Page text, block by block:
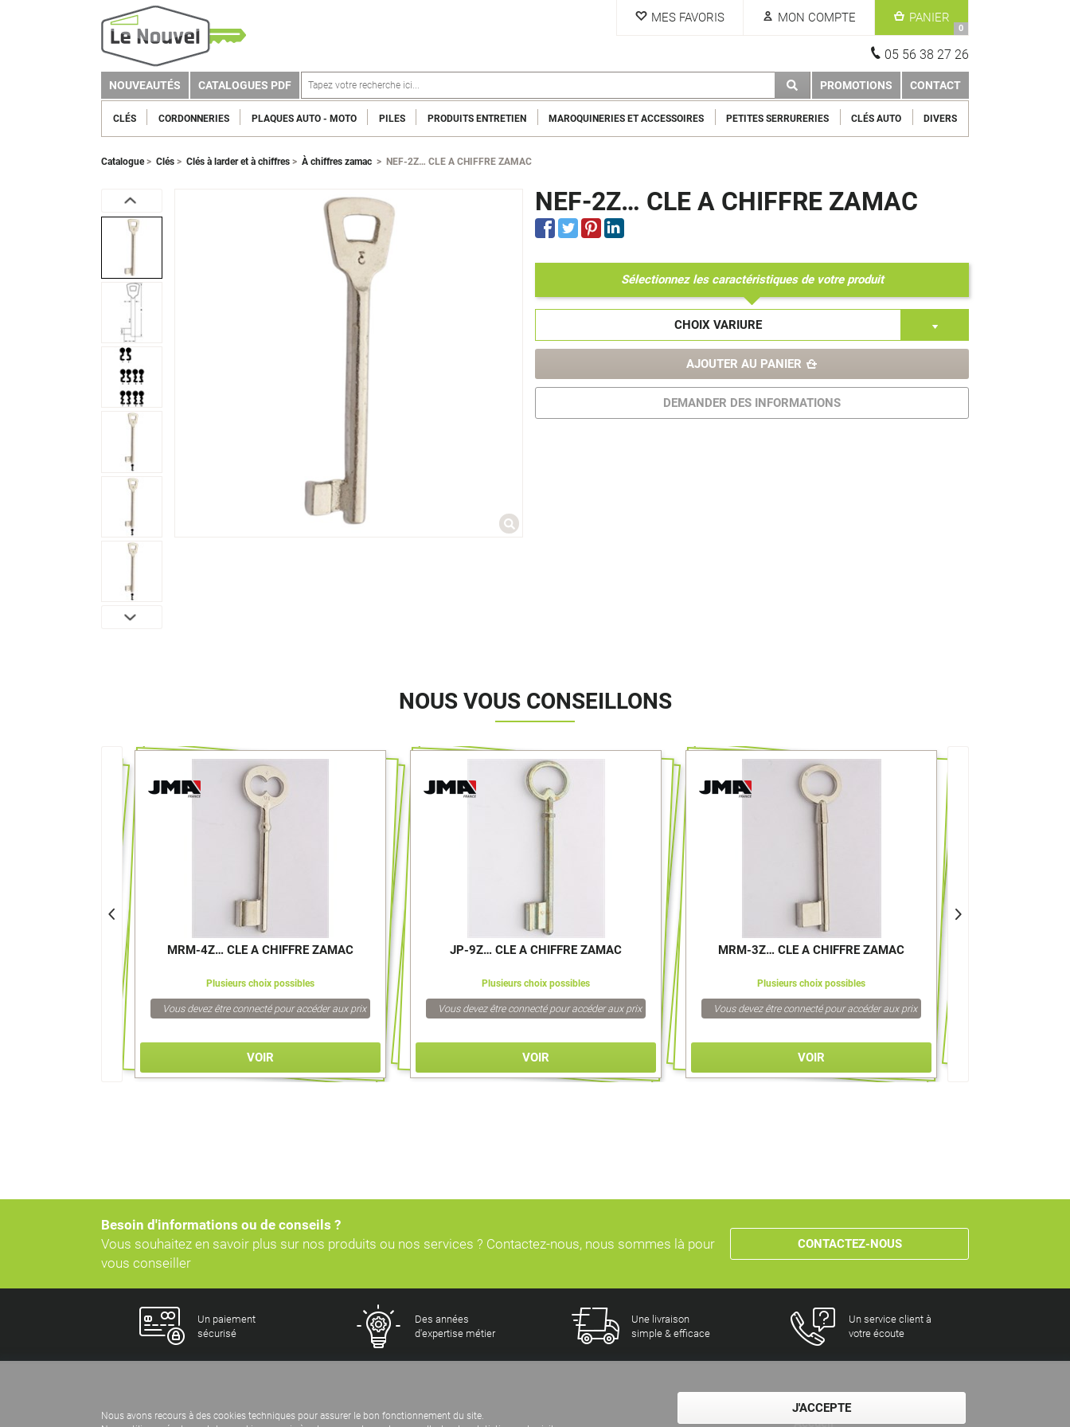
MES FAVORIS MON COMPTE PANIER
0
05 56 38 27 26
NOUVEAUTÉS CATALOGUES PDF PROMOTIONS CONTACT
CLÉS CORDONNERIES PLAQUES AUTO - MOTO PILES PRODUITS ENTRETIEN MAROQUINERIES ET ACCESSOIRES PETITES SERRURERIES CLÉS AUTO DIVERS
Catalogue> Clés > Clés à larder et à chiffres > À chiffres zamac > NEF-2Z… CLE A CHIFFRE ZAMAC
NEF-2Z… CLE A CHIFFRE ZAMAC
Sélectionnez les caractéristiques de votre produit
CHOIX VARIURE
AJOUTER AU PANIER
DEMANDER DES INFORMATIONS
NOUS VOUS CONSEILLONS
MRM-4Z… CLE A CHIFFRE ZAMAC
Plusieurs choix possibles
Vous devez être connecté pour accéder aux prix
VOIR
JP-9Z… CLE A CHIFFRE ZAMAC
Plusieurs choix possibles
Vous devez être connecté pour accéder aux prix
VOIR
MRM-3Z… CLE A CHIFFRE ZAMAC
Plusieurs choix possibles
Vous devez être connecté pour accéder aux prix
VOIR
Besoin d'informations ou de conseils ?
Vous souhaitez en savoir plus sur nos produits ou nos services ? Contactez-nous, nous sommes là pour
vous conseiller
CONTACTEZ-NOUS
Un paiement
sécurisé
Des années
d'expertise métier
Une livraison
simple & efficace
Un service client à
votre écoute
Accueil
Nous avons recours à des cookies techniques pour assurer le bon fonctionnement du site.
J'ACCEPTE